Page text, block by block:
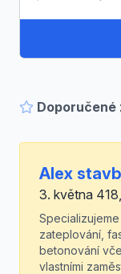
Doporučené
Alex
3. května
zateplování,
betonování
vlastními